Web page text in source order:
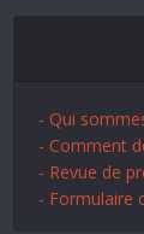
- Qui
- Comment
- Revue de
- Formulaire